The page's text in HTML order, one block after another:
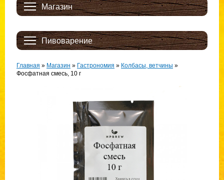
Магазин
Пивоварение
Главная » Магазин » Гастрономия » Колбасы, ветчины »
Фосфатная смесь, 10 г